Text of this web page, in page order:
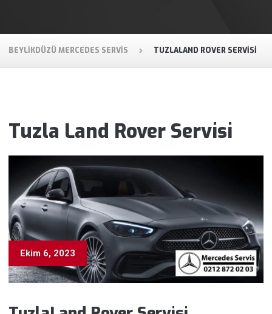
BEYLIKDÜZÜ MERCEDES SERVIS TUZLALAND ROVER SERVISI
Tuzla Land Rover Servisi
Ekim 6, 2023